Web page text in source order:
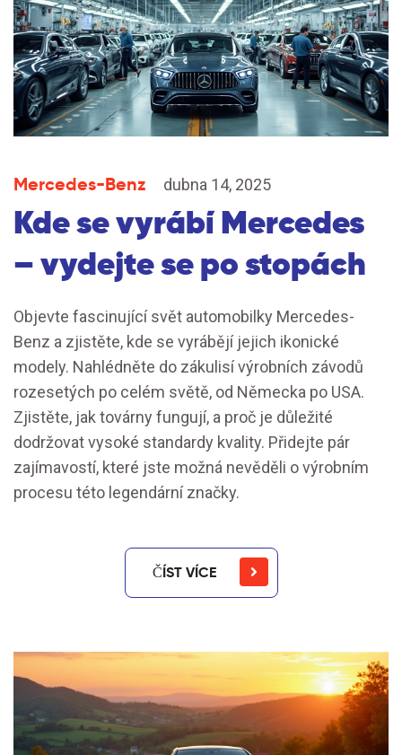
Mercedes-Benz dubna 14, 2025
Kde se vyrábí Mercedes
– vydejte se po stopách
Objevte fascinující svět automobilky Mercedes-
Benz a zjistěte, kde se vyrábějí jejich ikonické
modely. Nahlédněte do zákulisí výrobních závodů
rozesetých po celém světě, od Německa po USA.
Zjistěte, jak továrny fungují, a proč je důležité
dodržovat vysoké standardy kvality. Přidejte pár
zajímavostí, které jste možná nevěděli o výrobním
procesu této legendární značky.
ČÍST VÍCE